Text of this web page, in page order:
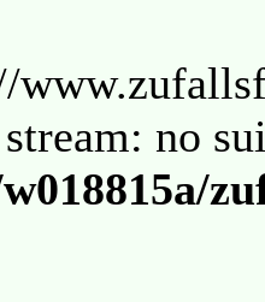
no